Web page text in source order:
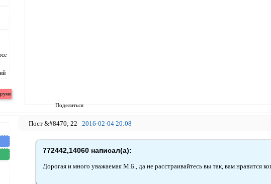
Поделиться
22 2016-02-04 20:08
772442,14060 написал(а):
Дорогая и много уважаемая М.Б., да не расстраивайтесь вы так, вам нравится